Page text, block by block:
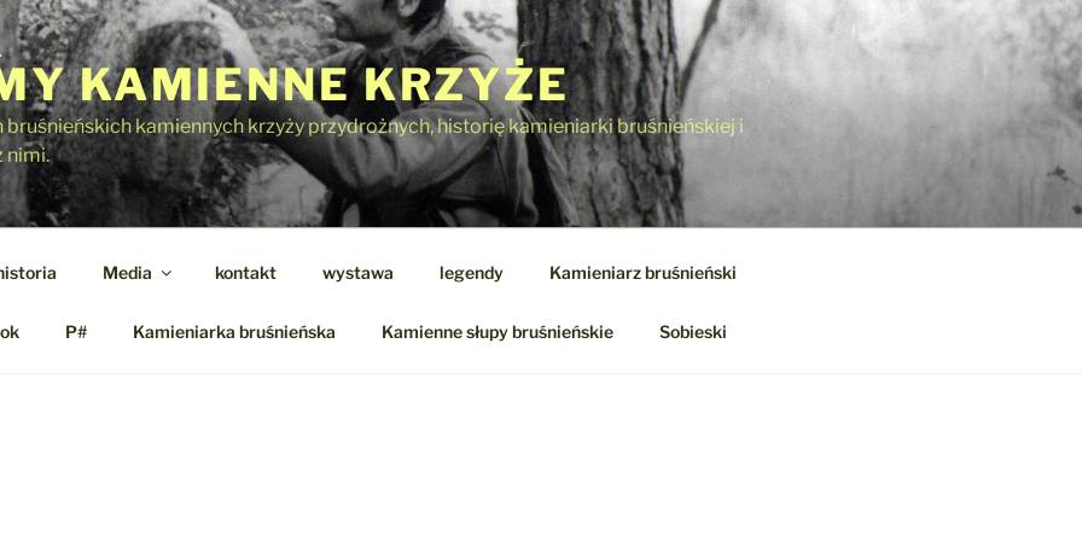
KAMIENNE KRZYŻE
kamiennych krzyży przydrożnych, historię kamieniarki bruśnieńskiej i
nimi.
Media kontakt wystawa legendy Kamieniarz bruśnieński
P# Kamieniarka bruśnieńska Kamienne słupy bruśnieńskie Sobieski